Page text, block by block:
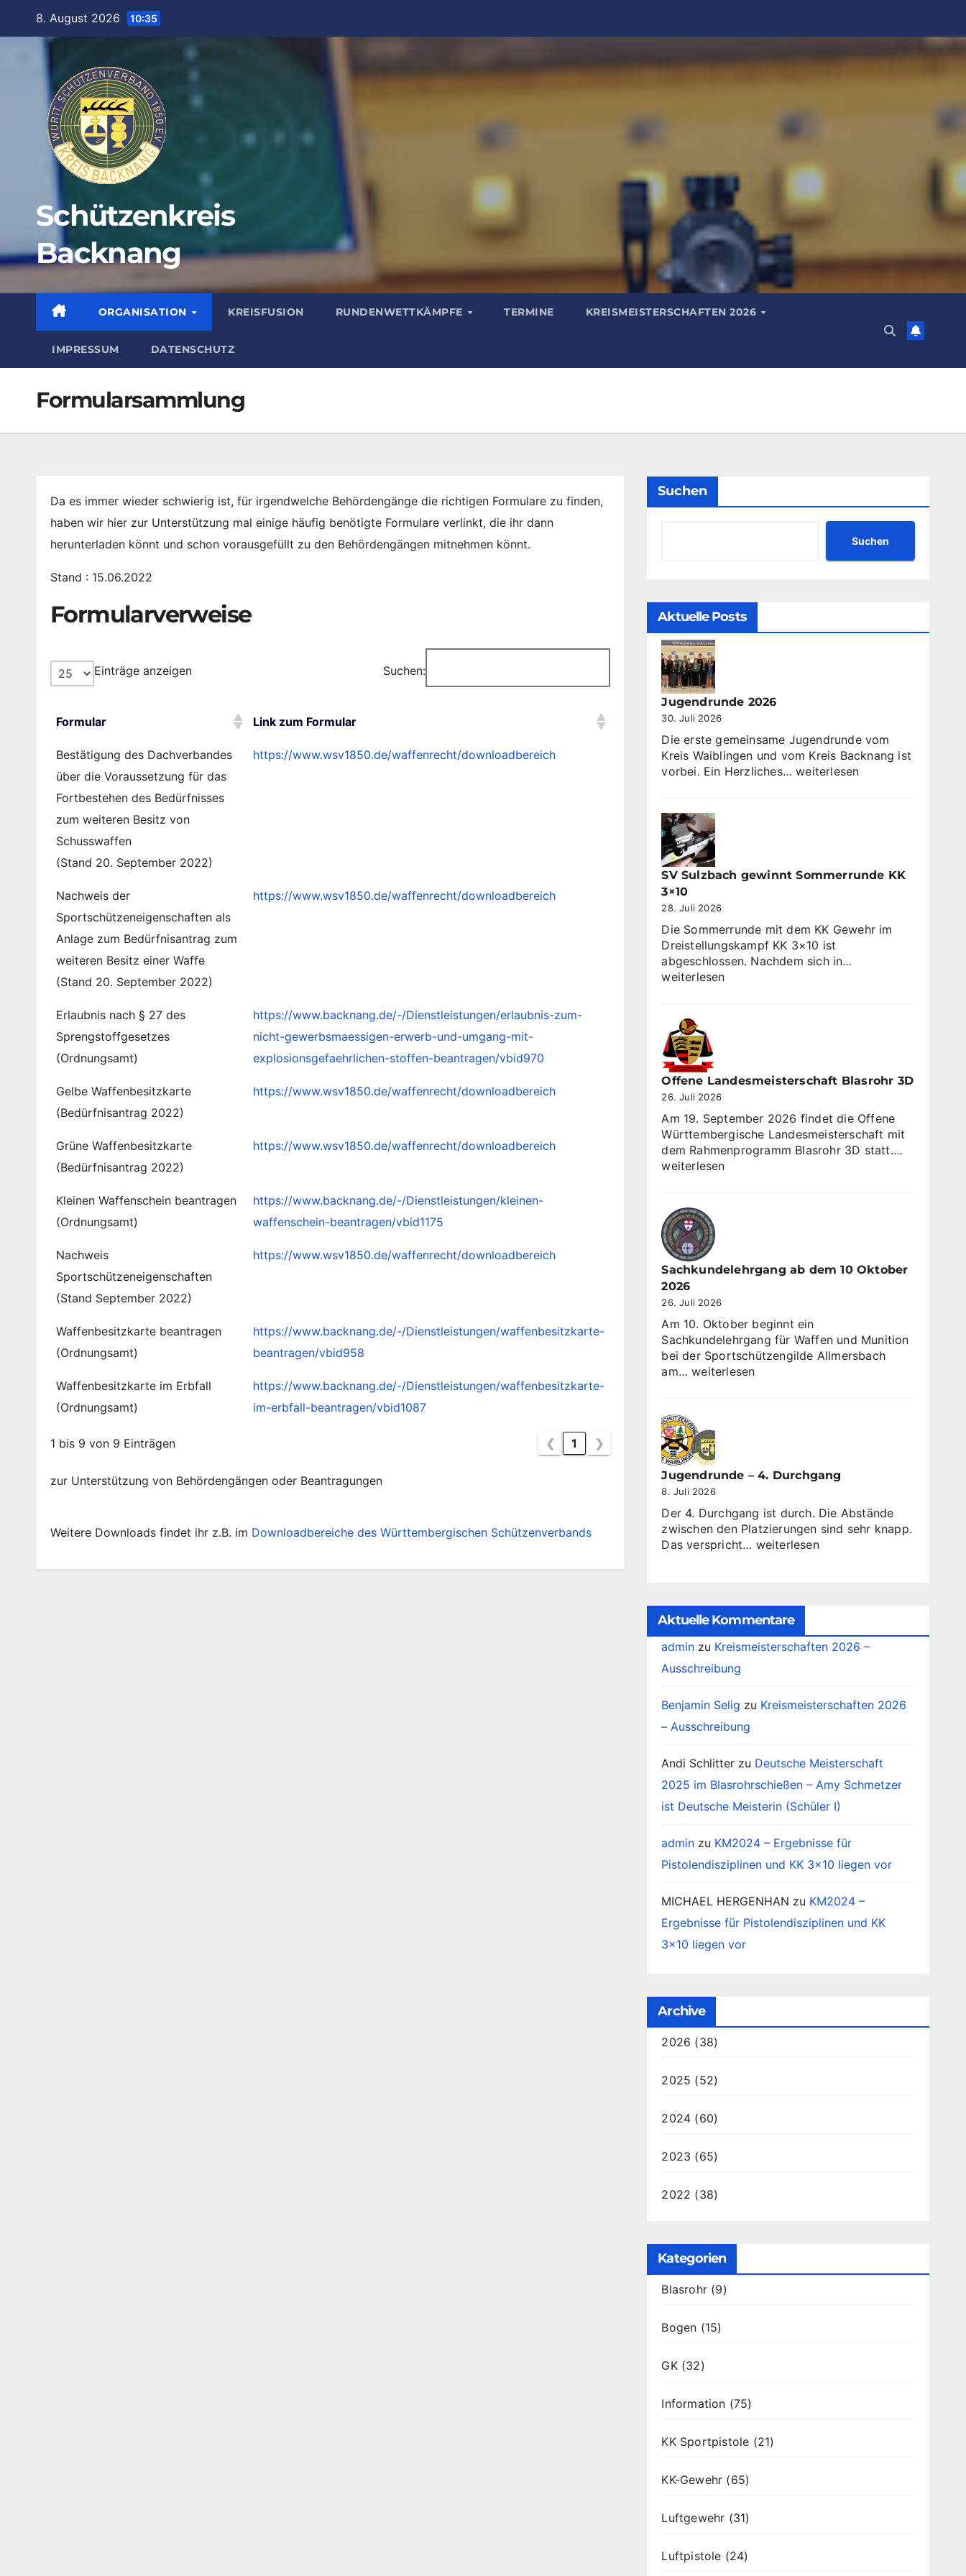
8. August 2026 10:35
Schützenkreis
Backnang
ORGANISATION KREISFUSION RUNDENWETTKÄMPFE TERMINE KREISMEISTERSCHAFTEN 2026
IMPRESSUM DATENSCHUTZ
Formularsammlung
Da es immer wieder schwierig ist, für irgendwelche Behördengänge die richtigen Formulare zu finden,
haben wir hier zur Unterstützung mal einige häufig benötigte Formulare verlinkt, die ihr dann
herunterladen könnt und schon vorausgefüllt zu den Behördengängen mitnehmen könnt.
Stand : 15.06.2022
Formularverweise
Einträge anzeigen Suchen:
Formular
Link zum Formular
Formular
Link zum Formular
Bestätigung des Dachverbandes
über die Voraussetzung für das
Fortbestehen des Bedürfnisses
zum weiteren Besitz von
Schusswaffen
(Stand 20. September 2022)
https://www.wsv1850.de/waffenrecht/downloadbereich
Nachweis der
Sportschützeneigenschaften als
Anlage zum Bedürfnisantrag zum
weiteren Besitz einer Waffe
(Stand 20. September 2022)
https://www.wsv1850.de/waffenrecht/downloadbereich
Erlaubnis nach § 27 des
Sprengstoffgesetzes
(Ordnungsamt)
https://www.backnang.de/-/Dienstleistungen/erlaubnis-zum-
nicht-gewerbsmaessigen-erwerb-und-umgang-mit-
explosionsgefaehrlichen-stoffen-beantragen/vbid970
Gelbe Waffenbesitzkarte
(Bedürfnisantrag 2022)
https://www.wsv1850.de/waffenrecht/downloadbereich
Grüne Waffenbesitzkarte
(Bedürfnisantrag 2022)
https://www.wsv1850.de/waffenrecht/downloadbereich
Kleinen Waffenschein beantragen
(Ordnungsamt)
https://www.backnang.de/-/Dienstleistungen/kleinen-
waffenschein-beantragen/vbid1175
Nachweis
Sportschützeneigenschaften
(Stand September 2022)
https://www.wsv1850.de/waffenrecht/downloadbereich
Waffenbesitzkarte beantragen
(Ordnungsamt)
https://www.backnang.de/-/Dienstleistungen/waffenbesitzkarte-
beantragen/vbid958
Waffenbesitzkarte im Erbfall
(Ordnungsamt)
https://www.backnang.de/-/Dienstleistungen/waffenbesitzkarte-
im-erbfall-beantragen/vbid1087
1 bis 9 von 9 Einträgen ❮ 1 ❯
zur Unterstützung von Behördengängen oder Beantragungen
Weitere Downloads findet ihr z.B. im Downloadbereiche des Württembergischen Schützenverbands
Suchen
Suchen
Aktuelle Posts
Jugendrunde 2026
30. Juli 2026
Die erste gemeinsame Jugendrunde vom
Kreis Waiblingen und vom Kreis Backnang ist
vorbei. Ein Herzliches…Jugendrunde
weiterlesen
SV Sulzbach gewinnt Sommerrunde KK
3×10
28. Juli 2026
Die Sommerrunde mit dem KK Gewehr im
Dreistellungskampf KK 3×10 ist
abgeschlossen. Nachdem sich in…
weiterlesen
Offene Landesmeisterschaft Blasrohr 3D
26. Juli 2026
Am 19. September 2026 findet die Offene
Württembergische Landesmeisterschaft mit
dem Rahmenprogramm Blasrohr 3D statt.…
weiterlesen
Sachkundelehrgang ab dem 10 Oktober
2026
26. Juli 2026
Am 10. Oktober beginnt ein
Sachkundelehrgang für Waffen und Munition
bei der Sportschützengilde Allmersbach
am…Sachkundelehrgang
10
Oktober
2026
weiterlesen
Jugendrunde – 4. Durchgang
8. Juli 2026
Der 4. Durchgang ist durch. Die Abstände
zwischen den Platzierungen sind sehr knapp.
Das verspricht… Jugendrunde
weiterlesen
Aktuelle Kommentare
admin zu Kreismeisterschaften 2026 –
Ausschreibung
Benjamin Selig zu Kreismeisterschaften 2026
– Ausschreibung
Andi Schlitter zu Deutsche Meisterschaft
2025 im Blasrohrschießen – Amy Schmetzer
ist Deutsche Meisterin (Schüler I)
admin zu KM2024 – Ergebnisse für
Pistolendisziplinen und KK 3×10 liegen vor
MICHAEL HERGENHAN zu KM2024 –
Ergebnisse für Pistolendisziplinen und KK
3×10 liegen vor
Archive
2026 (38)
2025 (52)
2024 (60)
2023 (65)
2022 (38)
Kategorien
Blasrohr(9)
Bogen (15)
GK(32)
Information (75)
KK Sportpistole (21)
KK-Gewehr (65)
Luftgewehr (31)
Luftpistole (24)